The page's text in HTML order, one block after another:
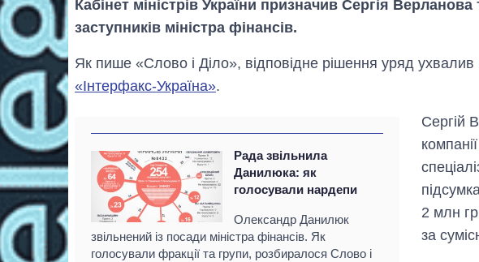
Кабінет міністрів України призначив Сергія
заступників міністра фінансів.
Як пише «Слово і Діло», відповідне рішення уряд
«Інтерфакс-Україна».
Рада звільнила
Данилюка: як
голосували нардепи
Олександр Данилюк
звільнений із посади міністра фінансів. Як
голосували фракції та групи, розбиралося Слово і
Сергій
2 млн
за